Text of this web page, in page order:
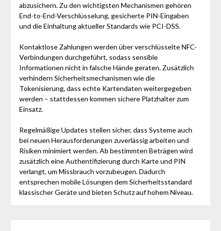
abzusichern. Zu den wichtigsten Mechanismen gehören
End-to-End-Verschlüsselung, gesicherte PIN-Eingaben
und die Einhaltung aktueller Standards wie PCI-DSS.
Kontaktlose Zahlungen werden über verschlüsselte NFC-
Verbindungen durchgeführt, sodass sensible
Informationen nicht in falsche Hände geraten. Zusätzlich
verhindern Sicherheitsmechanismen wie die
Tokenisierung, dass echte Kartendaten weitergegeben
werden – stattdessen kommen sichere Platzhalter zum
Einsatz.
Regelmäßige Updates stellen sicher, dass Systeme auch
bei neuen Herausforderungen zuverlässig arbeiten und
Risiken minimiert werden. Ab bestimmten Beträgen wird
zusätzlich eine Authentifizierung durch Karte und PIN
verlangt, um Missbrauch vorzubeugen. Dadurch
entsprechen mobile Lösungen dem Sicherheitsstandard
klassischer Geräte und bieten Schutz auf hohem Niveau.